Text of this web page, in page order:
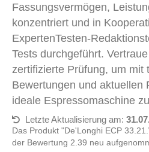
Fassungsvermögen,
konzentriert und in
ExpertenTesten-
Tests durchgeführt.
zertifizierte Prüfung, um mit
Bewertungen und aktuellen
ideale Espressomaschine
Letzte Aktualisierung am:
Das Produkt "De'Longhi ECP
der Bewertung 2.39 neu